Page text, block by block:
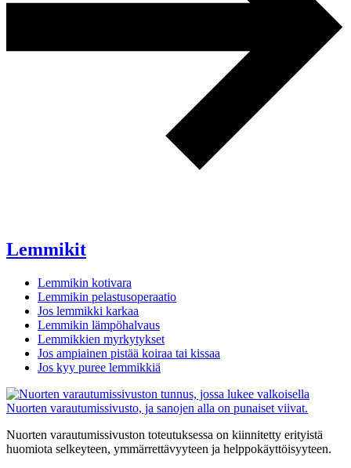
Lemmikit
Lemmikin kotivara
Lemmikin pelastusoperaatio
Jos lemmikki karkaa
Lemmikin lämpöhalvaus
Lemmikkien myrkytykset
Jos ampiainen pistää koiraa tai kissaa
Jos kyy puree lemmikkiä
Nuorten varautumissivuston toteutuksessa on kiinnitetty erityistä
huomiota selkeyteen, ymmärrettävyyteen ja helppokäyttöisyyteen.